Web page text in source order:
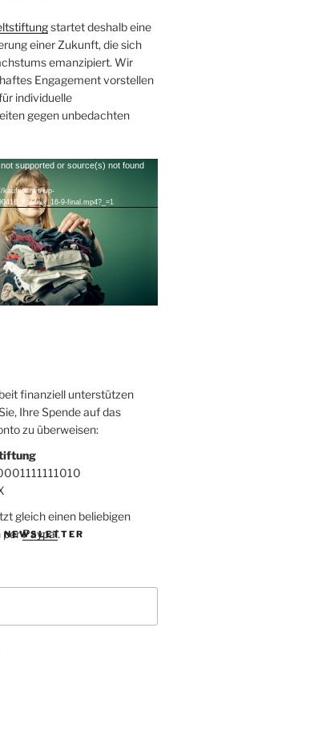
startet deshalb eine
einer Zukunft, die sich
emanzipiert. Wir
Engagement vorstellen
individuelle
gegen unbedachten
supported or source(s) not found
kaufnix.net/wp-
9-final.mp4?_=1
finanziell unterstützen
Ihre Spende auf das
zu überweisen:
gleich einen beliebigen
perPaypal.